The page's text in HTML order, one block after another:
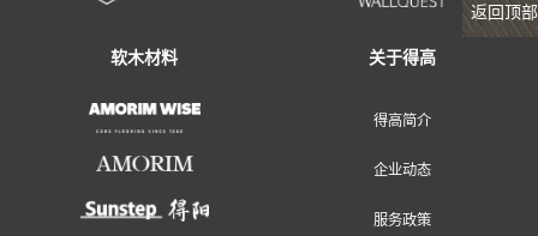
返回顶部